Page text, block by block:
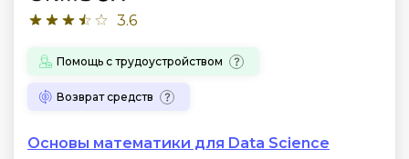
3.6
Помощь с трудоустройством
Возврат средств
Основы математики для Data Science